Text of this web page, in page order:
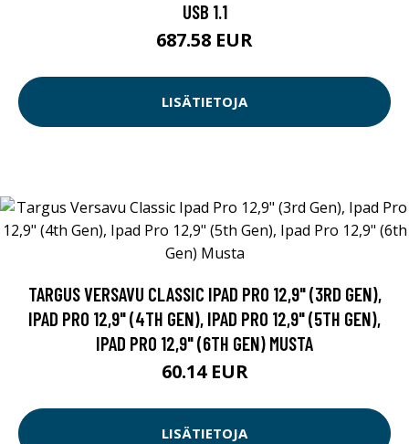
USB 1.1
687.58 EUR
LISÄTIETOJA
TARGUS VERSAVU CLASSIC IPAD PRO 12,9" (3RD GEN),
IPAD PRO 12,9" (4TH GEN), IPAD PRO 12,9" (5TH GEN),
IPAD PRO 12,9" (6TH GEN) MUSTA
60.14 EUR
LISÄTIETOJA